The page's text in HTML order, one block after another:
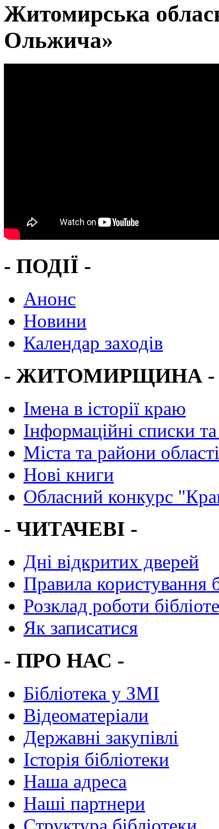
Житомирська
Ольжича»
- ПОДІЇ -
Анонс
Новини
Календар заходів
- ЖИТОМИРЩИНА -
Імена в історії краю
Інформаційні списки
Міста та райони області
Нові книги
Обласний конкурс
- ЧИТАЧЕВІ -
Дні відкритих дверей
Правила користування
Розклад роботи
Як записатися
- ПРО НАС -
Бібліотека у ЗМІ
Відеоматеріали
Державні закупівлі
Історія бібліотеки
Наша адреса
Наші партнери